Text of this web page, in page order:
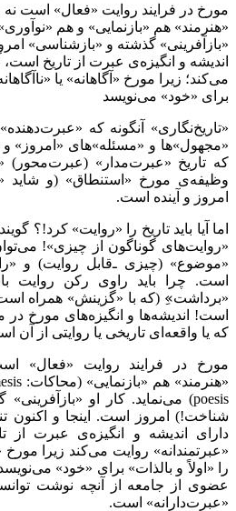
مورخ در فرایند روایت «فعال» است
«هنرمند» هم «بازنمایی» و هم
«بازآفرینی» گذشته و «بازشناسی»
اندیشه و انگیزه‌ی عبرت از تاریخ است،
می‌کند؛ زیرا مورخ «آگاهانه» یا
برای «خود» می‌نویسد
«تاریخ‌نگاری» آنگونه که
«مجهول»ها و «مسئله»های «امروز»
که تاریخ «عبرت‌مدار»
وظیفه‌ی مورخ «استنطاق» (و شاید
امروز و آینده است.
اما آیا باید تاریخ را «روایت» کرد!؟
«روایت‌های گوناگون از چیزی»!
«موضوع» (چیزی‌ ـ‌قابل روایت) و
است. چرا باید راوی رکن روایت
«برداشت»ِ (که با «گزینش» همراه
است! اندیشه‌ها و انگیزه‌های مورخ در
که یا واقعه‌ای تاریخی یا روایتی از
مورخ در فرایند روایت «فعال»
«هنرمند» هم «بازنمایی» (محاکات:
poesis) می‌نماید. کار او
شناخت!) امروز است. اینجا و اکنون
دارای اندیشه و انگیزه‌ی عبرت از
«عبرتمندانه» روایت می‌کند زیرا مورخ
را «اولاً و بالذات» برای «خود»
عضوی از جامعه از آنچه نوشت
«عبرت‌دارانه» است.